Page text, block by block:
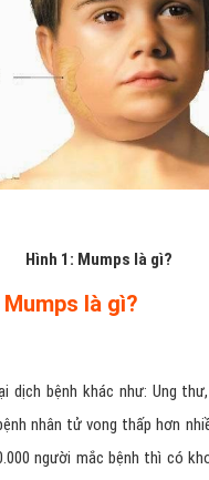
Hình 1: Mumps là gì?
là gì?
dịch bệnh khác như: Ung
nhân tử vong thấp hơn
người mắc bệnh thì có